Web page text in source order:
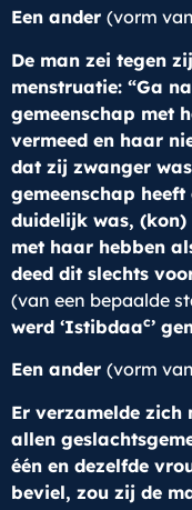
Een ander (vorm
De man zei tegen
menstruatie: “Ga
gemeenschap met
vermeed en haar
dat zij zwanger
gemeenschap
duidelijk was,
met haar hebben
deed dit slechts
(van een bepaalde
werd ‘Istibdaac’
Een ander (vorm
Er verzamelde zich
allen
één en dezelfde
beviel, zou zij de